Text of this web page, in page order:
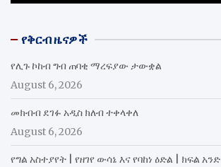
የቅርብ ዜናዎች
የሊጉ ኮከብ ግብ ጠባቂ ማረፍያው ታውቋል
August 6, 2026
መክብብ ደገፉ አዲስ ክለብ ተቀላቀለ
August 6, 2026
የግል አስተያየት | የዘገየ ውሳኔ እና የባከነ ዕድል | ክፍል አንድ